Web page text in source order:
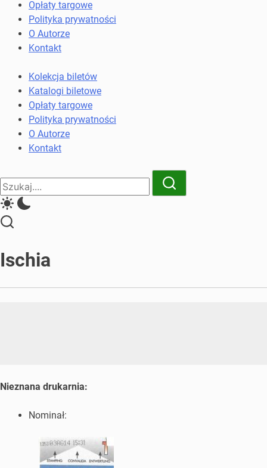
komunikacji
miejskiej
kolejowych
Opłaty targowe
Polityka prywatności
O Autorze
Kontakt
Kolekcja biletów
Katalogi biletowe
Opłaty targowe
Polityka prywatności
O Autorze
Kontakt
Close
Search
Search
Ischia
Nieznana drukarnia:
Nominał: